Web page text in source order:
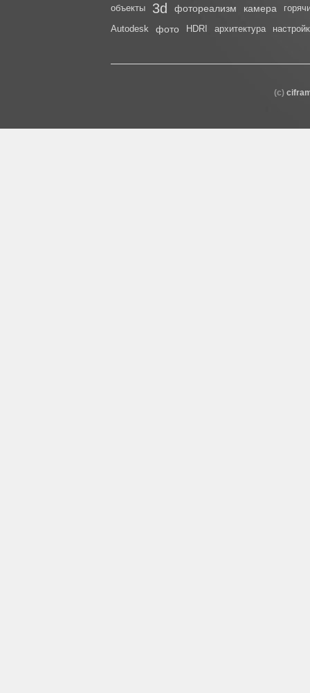
объекты 3d фотореализм камера
Autodesk
фото HDRI архитектура
(с)